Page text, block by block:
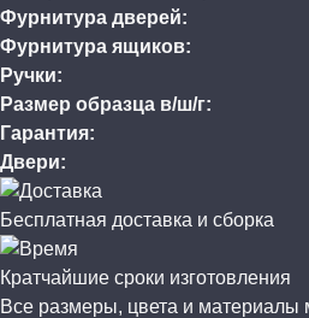
Фурнитура дверей:
Фурнитура ящиков:
Ручки:
Размер образца в/ш/г:
Гарантия:
Двери:
Бесплатная доставка и сборка
Кратчайшие сроки изготовления
Все размеры, цвета и материалы